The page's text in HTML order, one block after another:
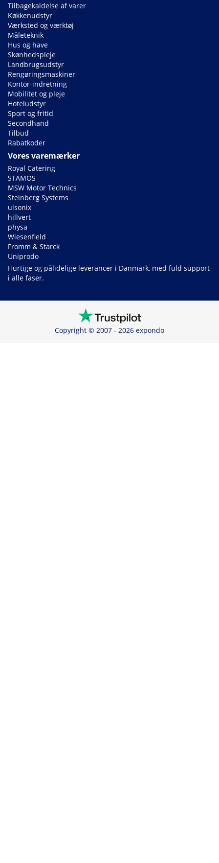
Tilbagekaldelse af varer
Køkkenudstyr
Værksted og værktøj
Måleteknik
Hus og have
Skønhedspleje
Landbrugsudstyr
Rengøringsmaskiner
Kontor-indretning
Mobilitet og pleje
Hoteludstyr
Sport og fritid
Secondhand
Tilbud
Rabatkoder
Vores varemærker
Royal Catering
STAMOS
MSW Motor Technics
Steinberg Systems
ulsonix
hillvert
physa
Wiesenfield
Fromm & Starck
Uniprodo
Hurtige og pålidelige leverancer i Danmark, med fuld support
i alle faser.
Copyright © 2007 - 2026 expondo